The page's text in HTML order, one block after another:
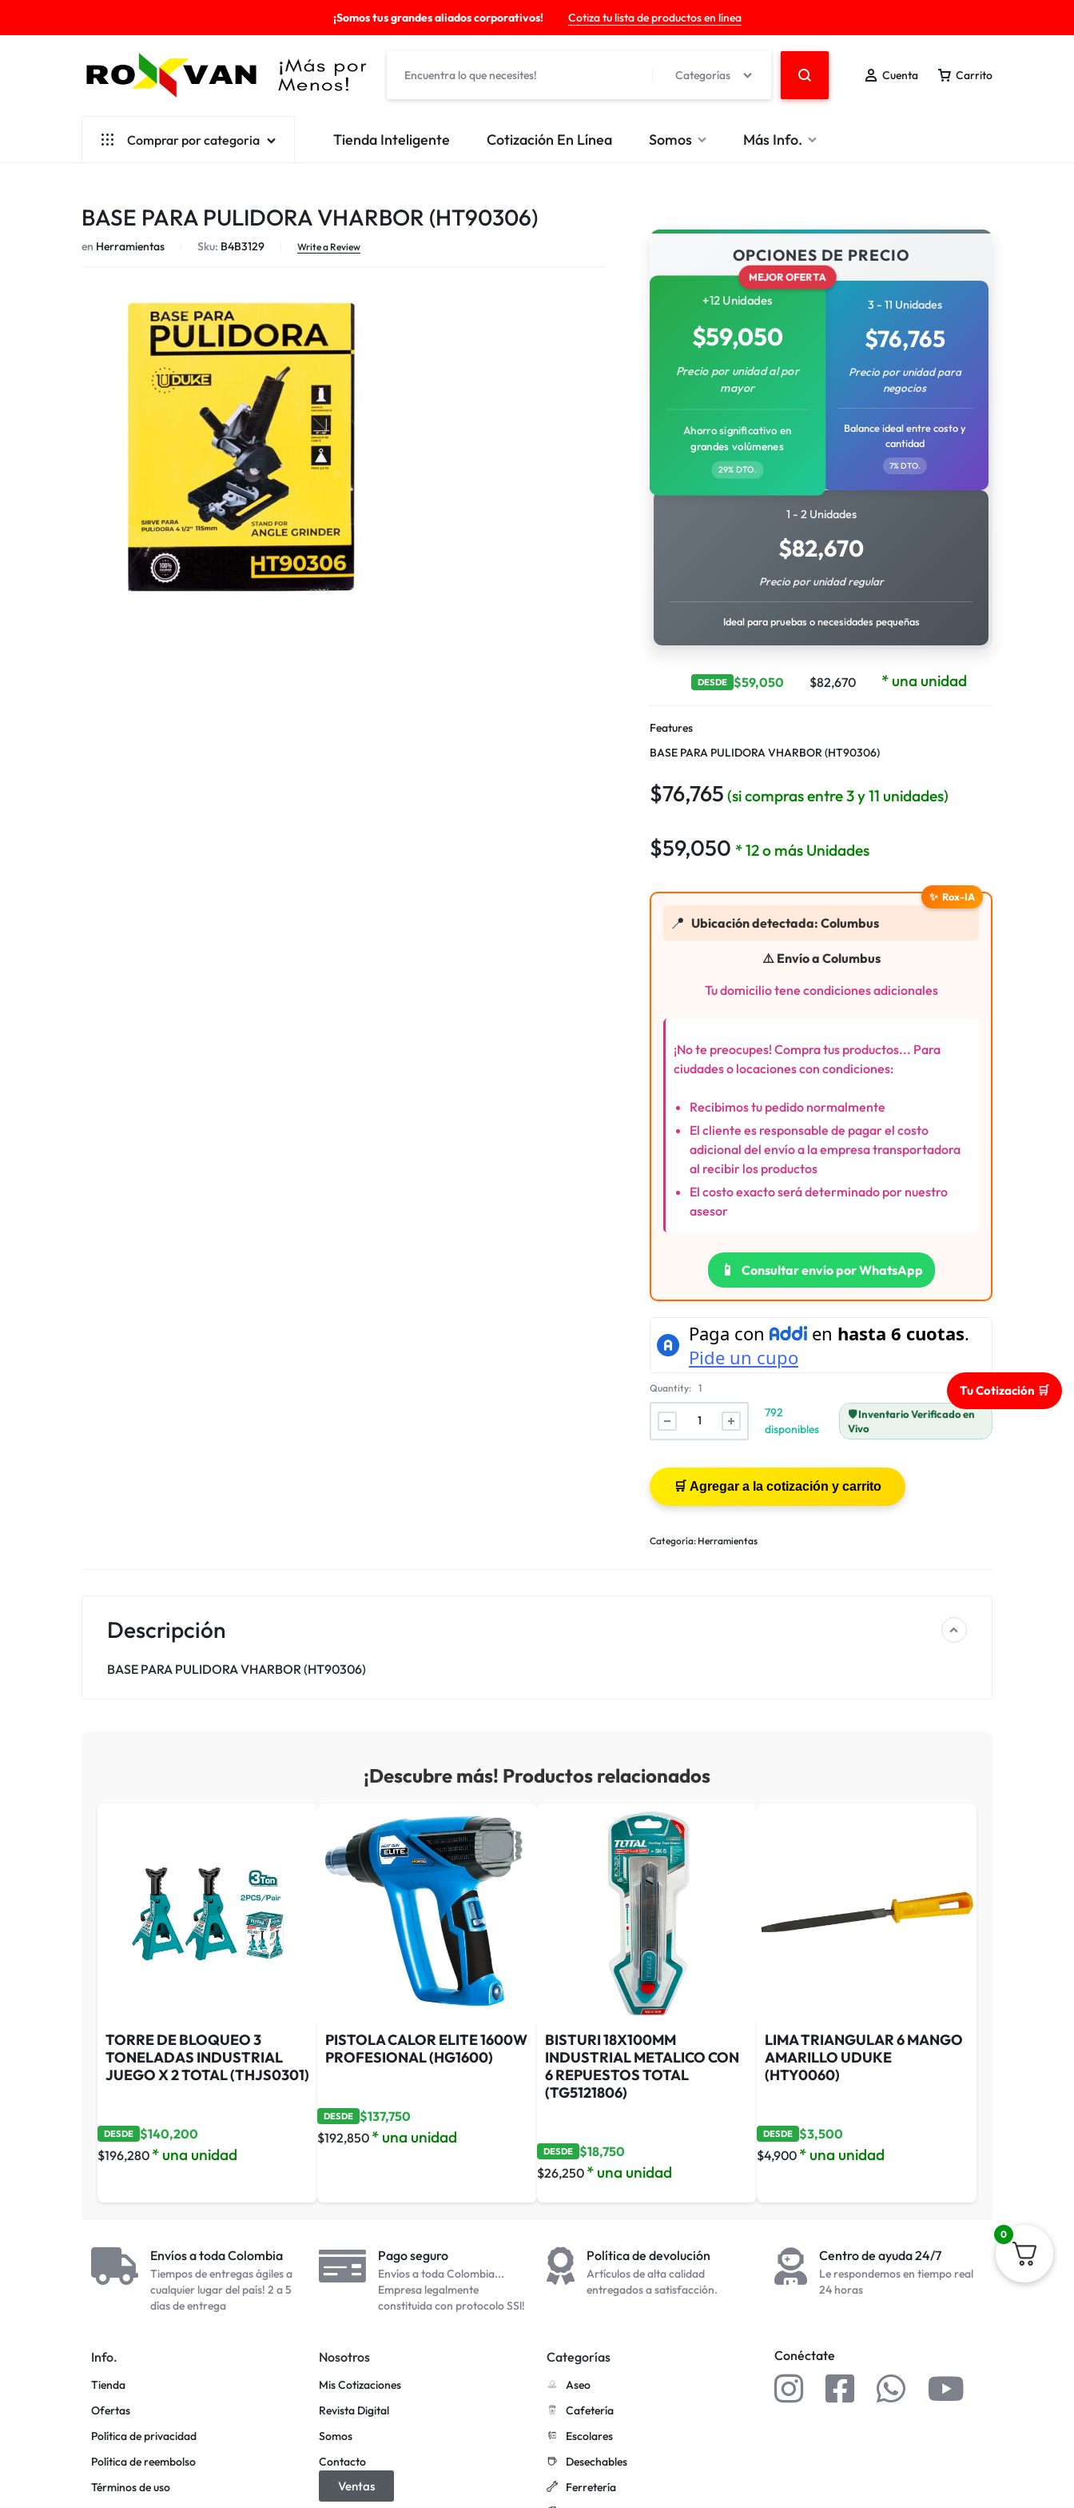
¡Somos tus grandes aliados corporativos! Cotiza tu lista de productos en línea
¡MÁS
MENOS!
Categorías Cuenta Carrito
Comprar por categoria
Cafetería
Escolares
Ferretería
Herramientas
Hogar
Todas las categorías
Tienda Inteligente Cotización En Línea Somos Más Info.
BASE PARA PULIDORA VHARBOR (HT90306)
en Herramientas Sku: B4B3129 Write a Review OPCIONES DE PRECIO
MEJOR OFERTA
+12 Unidades
$59,050
Precio por unidad al por
mayor
Ahorro significativo en
grandes volúmenes
29% DTO.
3 - 11 Unidades
$76,765
Precio por unidad para
negocios
Balance ideal entre costo y
cantidad
7% DTO.
1 - 2 Unidades
$82,670
Precio por unidad regular
Ideal para pruebas o necesidades pequeñas
DESDE $59,050 $82,670 * una unidad
Features
BASE PARA PULIDORA VHARBOR (HT90306)
$76,765 (si compras entre 3 y 11 unidades)
$59,050 * 12 o más Unidades
✨ Rox-IA
📍 Ubicación detectada: Columbus
⚠️ Envío a Columbus
Tu domicilio tene condiciones adicionales
¡No te preocupes! Compra tus productos... Para
ciudades o locaciones con condiciones:
Recibimos tu pedido normalmente
El cliente es responsable de pagar el costo
adicional del envío a la empresa transportadora
al recibir los productos
El costo exacto será determinado por nuestro
asesor
📱 Consultar envío por WhatsApp
Quantity: 1
792
disponibles
🛡️ Inventario Verificado en
Vivo
Categoría: Herramientas
Descripción
BASE PARA PULIDORA VHARBOR (HT90306)
¡Descubre más! Productos relacionados
TORRE DE BLOQUEO 3
TONELADAS INDUSTRIAL
JUEGO X 2 TOTAL (THJS0301)
DESDE $140,200
$196,280 * una unidad
PISTOLA CALOR ELITE 1600W
PROFESIONAL (HG1600)
DESDE $137,750
$192,850 * una unidad
BISTURI 18X100MM
INDUSTRIAL METALICO CON
6 REPUESTOS TOTAL
(TG5121806)
DESDE $18,750
$26,250 * una unidad
LIMA TRIANGULAR 6 MANGO
AMARILLO UDUKE
(HTY0060)
DESDE $3,500
$4,900 * una unidad
Envíos a toda Colombia
Tiempos de entregas ágiles a
cualquier lugar del país! 2 a 5
días de entrega
Pago seguro
Envíos a toda Colombia...
Empresa legalmente
constituida con protocolo SSl!
Política de devolución
Artículos de alta calidad
entregados a satisfacción.
Centro de ayuda 24/7
Le respondemos en tiempo real
24 horas
Info.
Tienda
Ofertas
Política de privacidad
Política de reembolso
Términos de uso
Nosotros
Mis Cotizaciones
Revista Digital
Somos
Contacto
Ventas
Categorías
Aseo
Cafetería
Escolares
Desechables
Ferretería
Conéctate
Tu Cotización 🛒
0